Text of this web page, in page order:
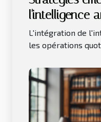
l'intelligence
petites
L'intégration de
les opérations